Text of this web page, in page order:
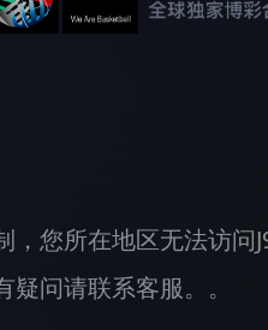
您所在地区无法访问
问请联系客服。。